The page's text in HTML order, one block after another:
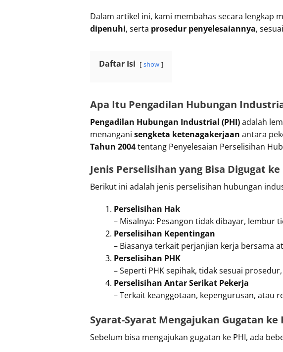
Dalam artikel ini, kami membahas secara lengkap
dipenuhi, serta prosedur penyelesaiannya,
Daftar Isi show
Apa Itu Pengadilan Hubungan
Pengadilan Hubungan Industrial (PHI)adalah
menangani sengketa ketenagakerjaan antara
Tahun 2004tentang Penyelesaian Perselisihan
Jenis Perselisihan yang Bisa Digugat ke
Berikut ini adalah jenis perselisihan hubungan
Perselisihan Hak
– Misalnya: Pesangon tidak dibayar, lembur
Perselisihan Kepentingan
– Biasanya terkait perjanjian kerja bersama
Perselisihan PHK
– Seperti PHK sepihak, tidak sesuai
Perselisihan Antar Serikat Pekerja
– Terkait keanggotaan, kepengurusan, atau
Syarat-Syarat Mengajukan Gugatan ke
Sebelum bisa mengajukan gugatan ke PHI, ada